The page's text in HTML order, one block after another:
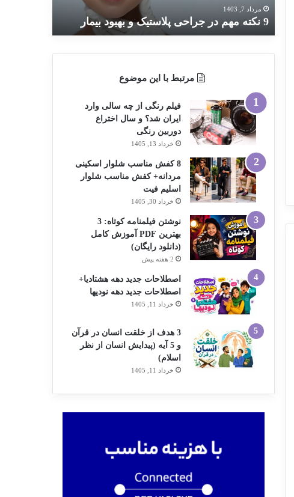
بیمارمرداد 7, 1403
9 نکته مهم در جراحی پلاستیک و بهبود بیمار
مرتبط با این موضوع
فیلم رنگی از چه سالی وارد
ایران شد؟ و سال اختراع
دوربین رنگی
خرداد 13, 1405
8 کفش مناسب شلوار اسکینی
مردانه+ کفش مناسب شلوار
اسلیم فیت
خرداد 30, 1405
نوشتن فیلمنامه کوتاه: 3
بهترین PDF آموزش کامل
(دانلود رایگان)
2 هفته پیش
اصطلاحات جدید دهه هشتادیا+
اصطلاحات جدید دهه نودیها
خرداد 11, 1405
3 هدف از خلقت انسان در قرآن
و 5 آیه (پیدایش انسان از نظر
اسلام)
خرداد 11, 1405